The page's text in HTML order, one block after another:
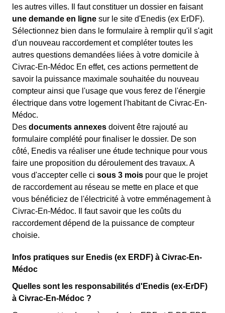
les autres villes. Il faut constituer un dossier en faisant
une demande en ligne sur le site d'Enedis (ex ErDF).
Sélectionnez bien dans le formulaire à remplir qu'il s'agit
d'un nouveau raccordement et compléter toutes les
autres questions demandées liées à votre domicile à
Civrac-En-Médoc En effet, ces actions permettent de
savoir la puissance maximale souhaitée du nouveau
compteur ainsi que l'usage que vous ferez de l'énergie
électrique dans votre logement l'habitant de Civrac-En-
Médoc.
Des documents annexes doivent être rajouté au
formulaire complété pour finaliser le dossier. De son
côté, Enedis va réaliser une étude technique pour vous
faire une proposition du déroulement des travaux. A
vous d'accepter celle ci sous 3 mois pour que le projet
de raccordement au réseau se mette en place et que
vous bénéficiez de l'électricité à votre emménagement à
Civrac-En-Médoc. Il faut savoir que les coûts du
raccordement dépend de la puissance de compteur
choisie.
Infos pratiques sur Enedis (ex ERDF) à Civrac-En-
Médoc
Quelles sont les responsabilités d'Enedis (ex-ErDF)
à Civrac-En-Médoc ?